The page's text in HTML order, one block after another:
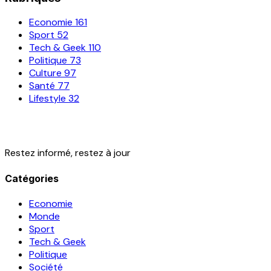
Economie 161
Sport 52
Tech & Geek110
Politique 73
Culture 97
Santé 77
Lifestyle 32
Restez informé, restez à jour
Catégories
Economie
Monde
Sport
Tech & Geek
Politique
Société